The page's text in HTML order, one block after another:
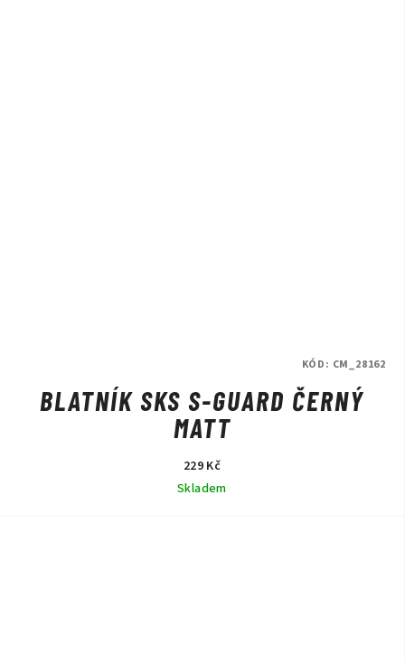
BLATNÍK SKS S-GUARD ČERNÝ
MATT
229 Kč
Skladem
KÓD: CM_28162